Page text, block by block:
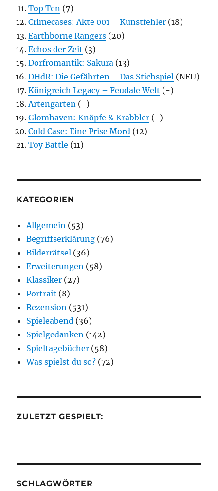
Top Ten (7)
Crimecases: Akte 001 – Kunstfehler (18)
Earthborne Rangers (20)
Echos der Zeit (3)
Dorfromantik: Sakura (13)
DHdR: Die Gefährten – Das Stichspiel (NEU)
Königreich Legacy – Feudale Welt (-)
Artengarten (-)
Glomhaven: Knöpfe & Krabbler (-)
Cold Case: Eine Prise Mord (12)
Toy Battle (11)
KATEGORIEN
Allgemein (53)
Begriffserklärung (76)
Bilderrätsel (36)
Erweiterungen (58)
Klassiker (27)
Portrait (8)
Rezension (531)
Spieleabend (36)
Spielgedanken (142)
Spieltagebücher (58)
Was spielst du so? (72)
ZULETZT GESPIELT:
SCHLAGWÖRTER